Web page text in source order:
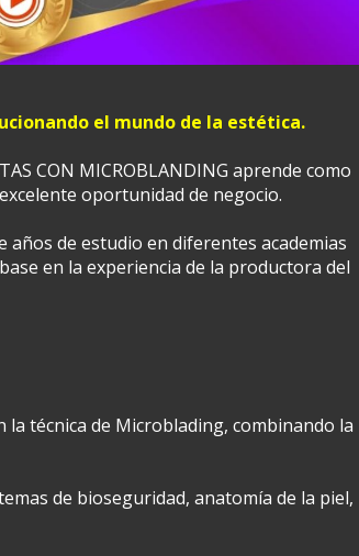
el mundo de la estética.
CON MICROBLANDING aprende como
oportunidad de negocio.
años de estudio en diferentes academias
en la experiencia de la productora del
técnica de Microblading, combinando la
de bioseguridad, anatomía de la piel,